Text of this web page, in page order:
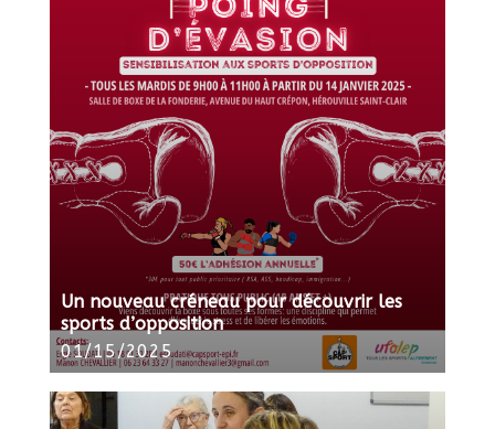
Un nouveau créneau pour découvrir les
sports d’opposition
01/15/2025